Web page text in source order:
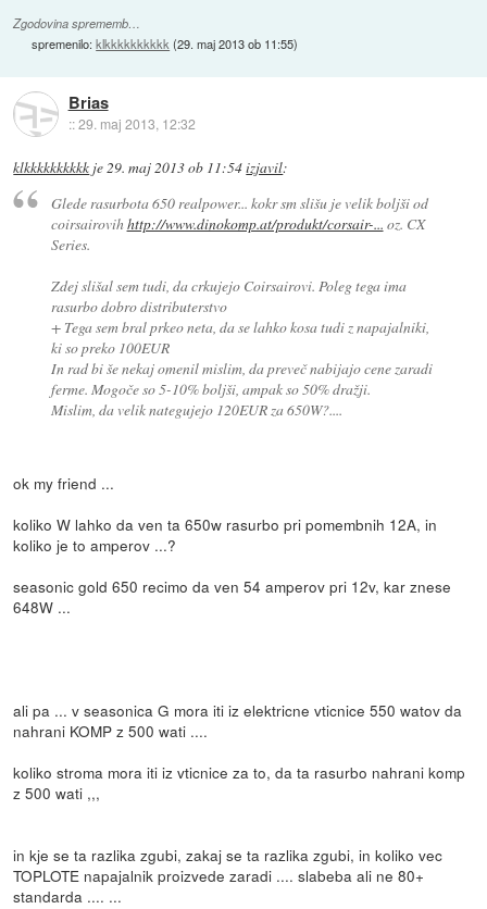
Zgodovina sprememb…
spremenilo:klkkkkkkkkkk (29. maj 2013 ob 11:55)
Brias
::29. maj 2013, 12:32
klkkkkkkkkkk je29. maj 2013 ob 11:54izjavil:
Glede rasurbota 650 realpower... kokr sm slišu je velik boljši od
coirsairovihhttp://www.dinokomp.at/produkt/corsair-... oz. CX
Series.
Zdej slišal sem tudi, da crkujejo Coirsairovi. Poleg tega ima
rasurbo dobro distributerstvo
+ Tega sem bral prkeo neta, da se lahko kosa tudi z napajalniki,
ki so preko 100EUR
In rad bi še nekaj omenil mislim, da preveč nabijajo cene zaradi
ferme. Mogoče so 5-10% boljši, ampak so 50% dražji.
Mislim, da velik nategujejo 120EUR za 650W?....
ok my friend ...
koliko W lahko da ven ta 650w rasurbo pri pomembnih 12A, in
koliko je to amperov ...?
seasonic gold 650 recimo da ven 54 amperov pri 12v, kar znese
648W ...
ali pa ... v seasonica G mora iti iz elektricne vticnice 550 watov da
nahrani KOMP z 500 wati ....
koliko stroma mora iti iz vticnice za to, da ta rasurbo nahrani komp
z 500 wati ,,,
in kje se ta razlika zgubi, zakaj se ta razlika zgubi, in koliko vec
TOPLOTE napajalnik proizvede zaradi .... slabeba ali ne 80+
standarda .... ...